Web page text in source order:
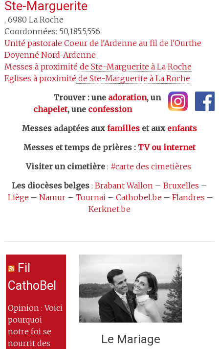
Ste-Marguerite
, 6980 La Roche
Coordonnées: 50,185:5,556
Unité pastorale Coeur de l'Ardenne au fil de l'Ourthe
Doyenné Nord-Ardenne
Messes à proximité de Ste-Marguerite à La Roche
Eglises à proximité de Ste-Marguerite à La Roche
Trouver : une adoration, un
chapelet, une confession
Messes adaptées aux familleset aux enfants
Messes et temps de prières: TV ou internet
Visiter un cimetière: #carte des cimetières
Les diocèses belges: Brabant Wallon– Bruxelles –
Liège – Namur– Tournai– Cathobel.be – Flandres –
Kerknet.be
Fil
CathoBel
Opinion : Voici
pourquoi
notre foi se
nourrit des
Le Mariage